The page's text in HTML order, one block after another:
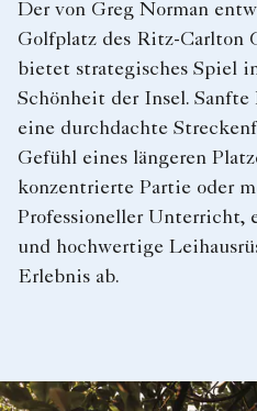
Der von Greg Norman
Golfplatz des Ritz-Carlton
bietet strategisches Spiel
Schönheit der Insel.
eine durchdachte
Gefühl eines längeren
konzentrierte Partie oder
Professioneller Unterricht,
und hochwertige
Erlebnis ab.